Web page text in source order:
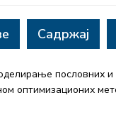
Садржај
пословних и
оптимизационих